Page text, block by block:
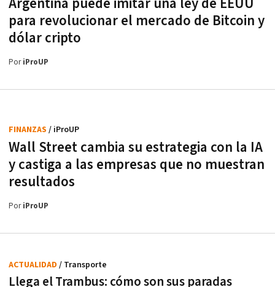
Argentina puede imitar una ley de EEUU
para revolucionar el mercado de Bitcoin y
dólar cripto
PoriProUP
Wall Street cambia su estrategia con la IA
y castiga a las empresas que no muestran
resultados
FINANZAS / iProUP
PoriProUP
Llega el Trambus: cómo son sus paradas
ACTUALIDAD / Transporte